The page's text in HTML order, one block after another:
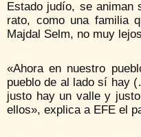
Estado judío, se
rato, como una familia
Majdal Selm, no muy
«Ahora en nuestro
pueblo de al lado sí hay
justo hay un valle y
ellos», explica a EFE el